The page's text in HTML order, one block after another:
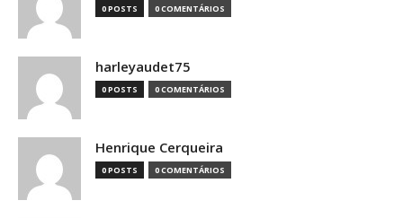
0 POSTS 0 COMENTÁRIOS
harleyaudet75
0 POSTS 0 COMENTÁRIOS
Henrique Cerqueira
0 POSTS 0 COMENTÁRIOS